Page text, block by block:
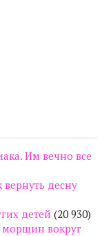
Им вечно все
вернуть десну
детей (20 930)
морщин вокруг